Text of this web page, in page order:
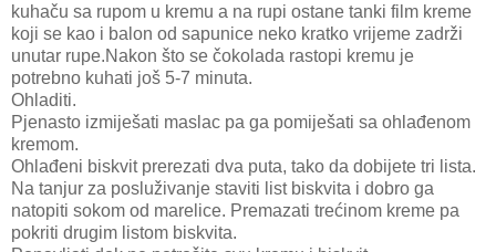
kuhaču sa rupom u kremu a na rupi ostane tanki film kreme
koji se kao i balon od sapunice neko kratko vrijeme zadrži
unutar rupe.Nakon što se čokolada rastopi kremu je
potrebno kuhati još 5-7 minuta.
Ohladiti.
Pjenasto izmiješati maslac pa ga pomiješati sa ohlađenom
kremom.
Ohlađeni biskvit prerezati dva puta, tako da dobijete tri lista.
Na tanjur za posluživanje staviti list biskvita i dobro ga
natopiti sokom od marelice. Premazati trećinom kreme pa
pokriti drugim listom biskvita.